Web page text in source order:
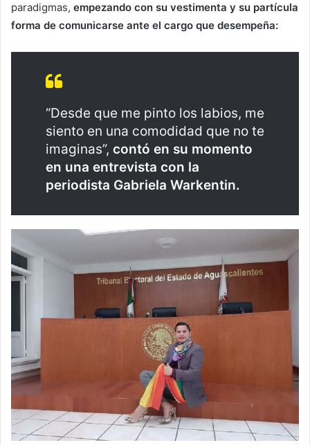
paradigmas, empezando con su vestimenta y su partícula
forma de comunicarse ante el cargo que desempeña:
“Desde que me pinto los labios, me
siento en una comodidad que no te
imaginas”, contó en su momento
en una entrevista con la
periodista Gabriela Warkentin.